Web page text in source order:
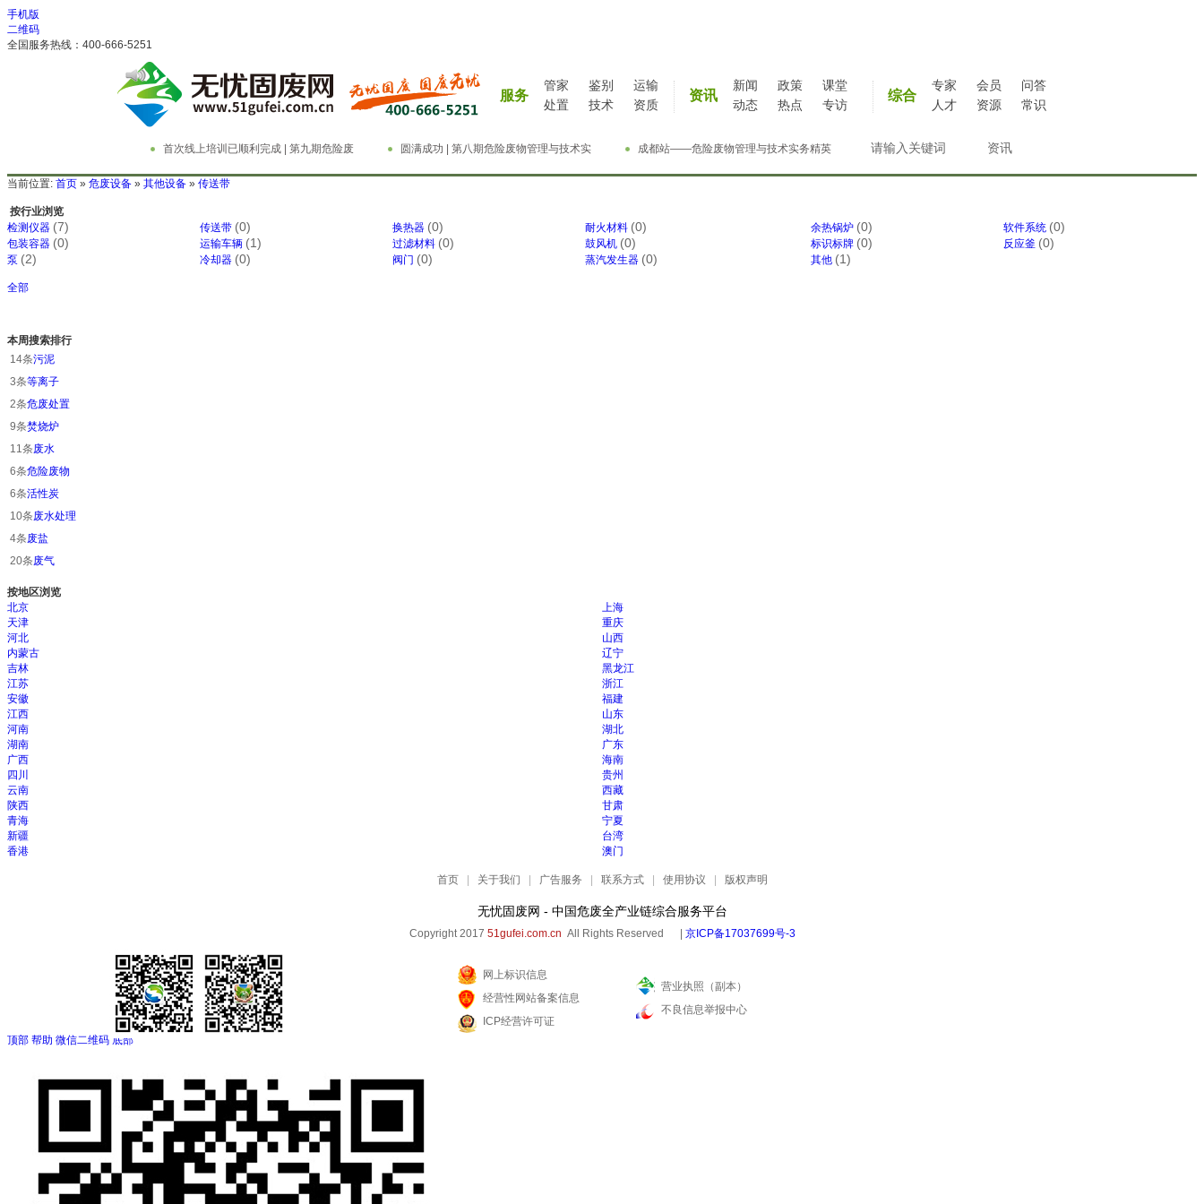
手机版
二维码
全国服务热线：400-666-5251
服务
管家 鉴别
运输
处置
技术 资质
资讯
新闻 政策
课堂
动态
热点 专访
综合
专家 会员
问答
人才
资源 常识
首次线上培训已顺利完成 | 第九期危险废
物管理与技术实务精英特训营
圆满成功 | 第八期危险废物管理与技术实
务精英特训营
成都站——危险废物管理与技术实务精英
特训营完成
当前位置: 首页 » 危废设备 » 其他设备 » 传送带
按行业浏览
检测仪器 (7) 传送带 (0) 换热器 (0) 耐火材料 (0) 余热锅炉 (0) 软件系统 (0)
包装容器 (0) 运输车辆 (1) 过滤材料 (0) 鼓风机 (0) 标识标牌 (0) 反应釜 (0)
泵 (2) 冷却器 (0) 阀门 (0) 蒸汽发生器 (0) 其他 (1)
全部
本周搜索排行
14条污泥
3条等离子
2条危废处置
9条焚烧炉
11条废水
6条危险废物
6条活性炭
10条废水处理
4条废盐
20条废气
按地区浏览
北京
上海
天津
重庆
河北
山西
内蒙古
辽宁
吉林
黑龙江
江苏
浙江
安徽
福建
江西
山东
河南
湖北
湖南
广东
广西
海南
四川
贵州
云南
西藏
陕西
甘肃
青海
宁夏
新疆
台湾
香港
澳门
首页 关于我们 广告服务 联系方式 使用协议 版权声明
无忧固废网 - 中国危废全产业链综合服务平台
Copyright 2017 51gufei.com.cn All Rights Reserved | 京ICP备17037699号-3
网上标识信息
经营性网站备案信息
ICP经营许可证
营业执照（副本）
不良信息举报中心
顶部 帮助 微信二维码 底部